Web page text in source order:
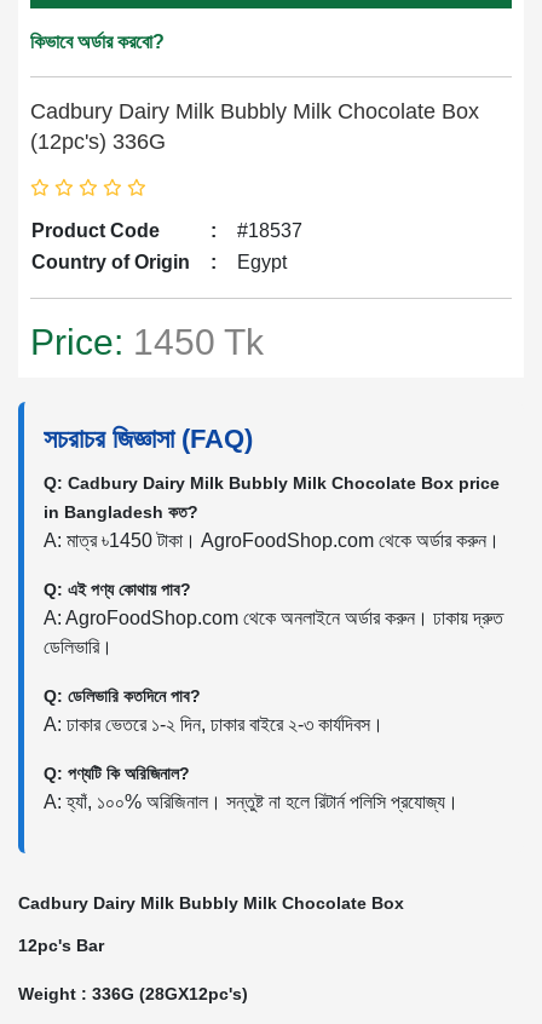
কিভাবে অর্ডার করবো?
Cadbury Dairy Milk Bubbly Milk Chocolate Box
(12pc's) 336G
Product Code :
#18537
Country of Origin
: Egypt
Price: 1450 Tk
সচরাচর জিজ্ঞাসা (FAQ)
Q: Cadbury Dairy Milk Bubbly Milk Chocolate Box price
in Bangladesh কত?
A: মাত্র ৳1450 টাকা। AgroFoodShop.com থেকে অর্ডার করুন।
Q: এই পণ্য কোথায় পাব?
A: AgroFoodShop.com থেকে অনলাইনে অর্ডার করুন। ঢাকায় দ্রুত
ডেলিভারি।
Q: ডেলিভারি কতদিনে পাব?
A: ঢাকার ভেতরে ১-২ দিন, ঢাকার বাইরে ২-৩ কার্যদিবস।
Q: পণ্যটি কি অরিজিনাল?
A: হ্যাঁ, ১০০% অরিজিনাল। সন্তুষ্ট না হলে রিটার্ন পলিসি প্রযোজ্য।
Cadbury Dairy Milk Bubbly Milk Chocolate Box
12pc's Bar
Weight : 336G (28GX12pc's)